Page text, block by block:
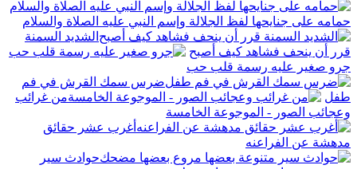
حمامه على جنايحها لفظ الجلالة وإسم النبي عليه الصلاة والسلام
الشديد السمنة
قرر أن ينحف فشاهد كيف أصبح
جرو صغير عليه رسمة قلب حب
ضرس سمك القرش في فم
طفل
من غرائب
وعجائب الصور - الموجوعة الخامسة
أغرب عشر حقائق
مدهشة عن الفراعنه
حوادث سير